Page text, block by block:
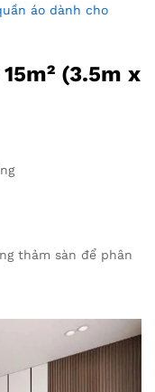
áo dành cho
(3.5m x
thảm sàn để phân